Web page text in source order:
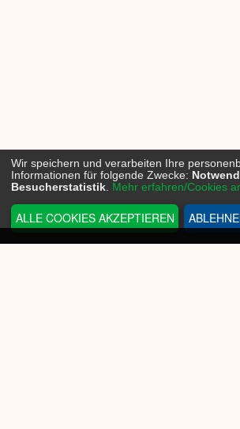
Wir speichern und verarbeiten Ihre
Informationen für folgende Zwecke:
Besucherstatistik Mehr erfahren/Cookies
ALLE COOKIES AKZEPTIEREN